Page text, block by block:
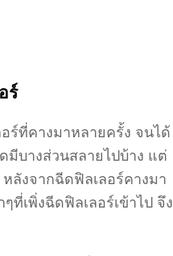
ร์
ร์ที่คางมาหลายครั้ง จนได้
มีบางส่วนสลายไปบ้าง แต่
ลังจากฉีดฟิลเลอร์คางมา
เพิ่งฉีดฟิลเลอร์เข้าไป จึง